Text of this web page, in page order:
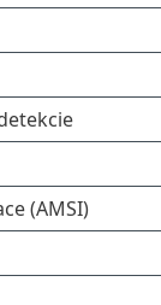
(AMSI)